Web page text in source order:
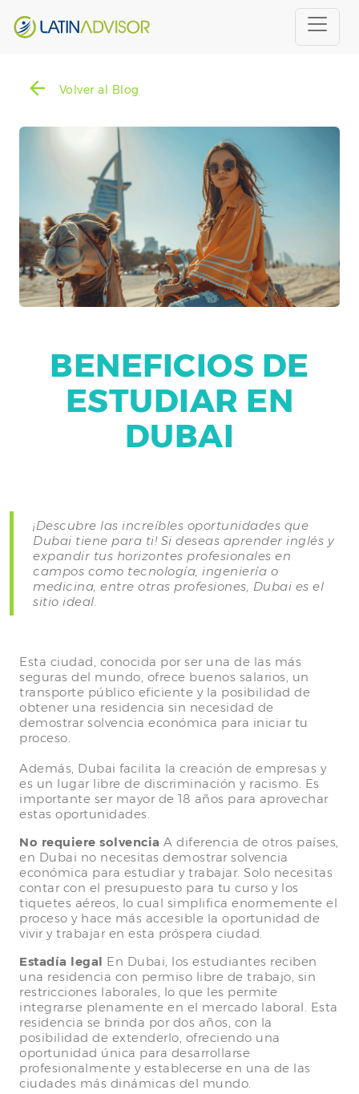
Volver al Blog
BENEFICIOS DE
ESTUDIAR EN
DUBAI
¡Descubre las increíbles oportunidades que
Dubai tiene para ti! Si deseas aprender inglés y
expandir tus horizontes profesionales en
campos como tecnología, ingeniería o
medicina, entre otras profesiones, Dubai es el
sitio ideal.
Esta ciudad, conocida por ser una de las más
seguras del mundo, ofrece buenos salarios, un
transporte público eficiente y la posibilidad de
obtener una residencia sin necesidad de
demostrar solvencia económica para iniciar tu
proceso.
Además, Dubai facilita la creación de empresas y
es un lugar libre de discriminación y racismo. Es
importante ser mayor de 18 años para aprovechar
estas oportunidades.
No requiere solvencia A diferencia de otros países,
en Dubai no necesitas demostrar solvencia
económica para estudiar y trabajar. Solo necesitas
contar con el presupuesto para tu curso y los
tiquetes aéreos, lo cual simplifica enormemente el
proceso y hace más accesible la oportunidad de
vivir y trabajar en esta próspera ciudad.
Estadía legal En Dubai, los estudiantes reciben
una residencia con permiso libre de trabajo, sin
restricciones laborales, lo que les permite
integrarse plenamente en el mercado laboral. Esta
residencia se brinda por dos años, con la
posibilidad de extenderlo, ofreciendo una
oportunidad única para desarrollarse
profesionalmente y establecerse en una de las
ciudades más dinámicas del mundo.